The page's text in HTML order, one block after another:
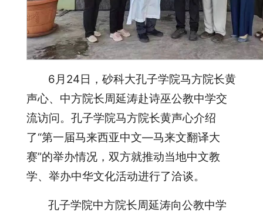
6月24日，砂科大孔子学院马方院长黄
声心、中方院长周延涛赴诗巫公教中学交
流访问。孔子学院马方院长黄声心介绍
了“第一届马来西亚中文—马来文翻译大
赛”的举办情况，双方就推动当地中文教
学、举办中华文化活动进行了洽谈。
孔子学院中方院长周延涛向公教中学